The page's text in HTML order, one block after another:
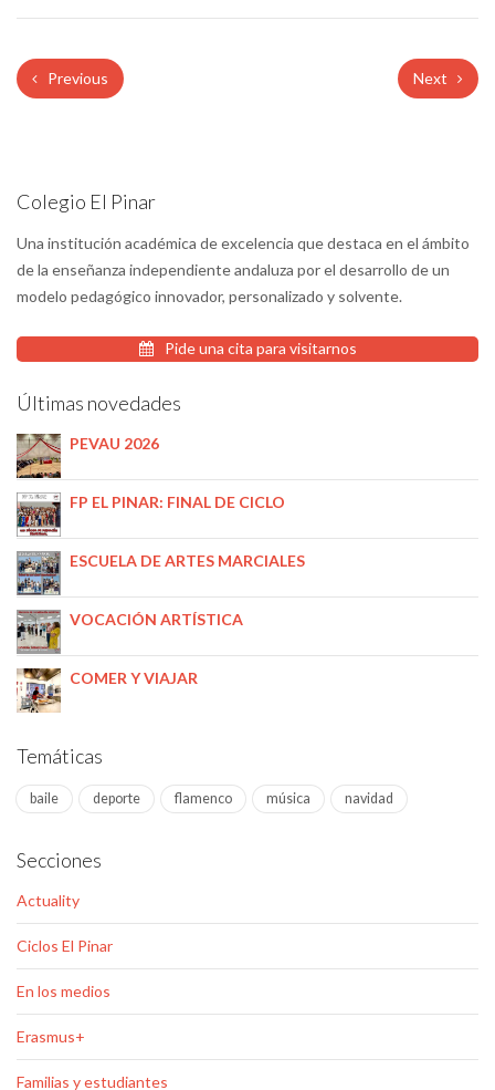
Previous Next
Colegio El Pinar
Una institución académica de excelencia que destaca en el ámbito
de la enseñanza independiente andaluza por el desarrollo de un
modelo pedagógico innovador, personalizado y solvente.
Pide una cita para visitarnos
Últimas novedades
PEVAU 2026
FP EL PINAR: FINAL DE CICLO
ESCUELA DE ARTES MARCIALES
VOCACIÓN ARTÍSTICA
COMER Y VIAJAR
Temáticas
baile deporte flamenco música navidad
Secciones
Actuality
Ciclos El Pinar
En los medios
Erasmus+
Familias y estudiantes